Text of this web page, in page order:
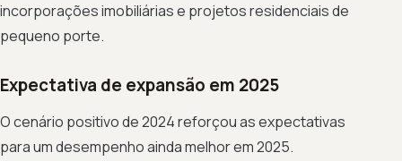
incorporações imobiliárias e projetos residenciais de
pequeno porte.
Expectativa de expansão em 2025
O cenário positivo de 2024 reforçou as expectativas
para um desempenho ainda melhor em 2025.